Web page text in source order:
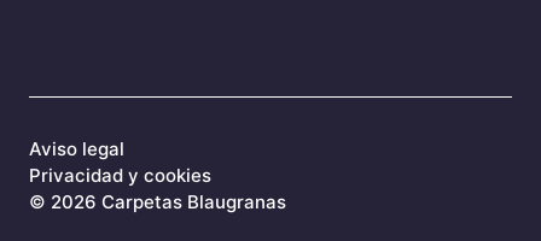
© 2026 Carpetas Blaugranas
Aviso legal
Privacidad y cookies